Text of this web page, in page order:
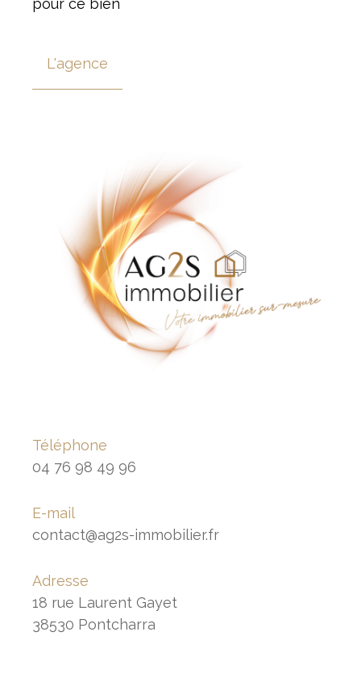
pour ce bien
L'agence
Téléphone
04 76 98 49 96
E-mail
contact@ag2s-immobilier.fr
Adresse
18 rue Laurent Gayet
38530 Pontcharra